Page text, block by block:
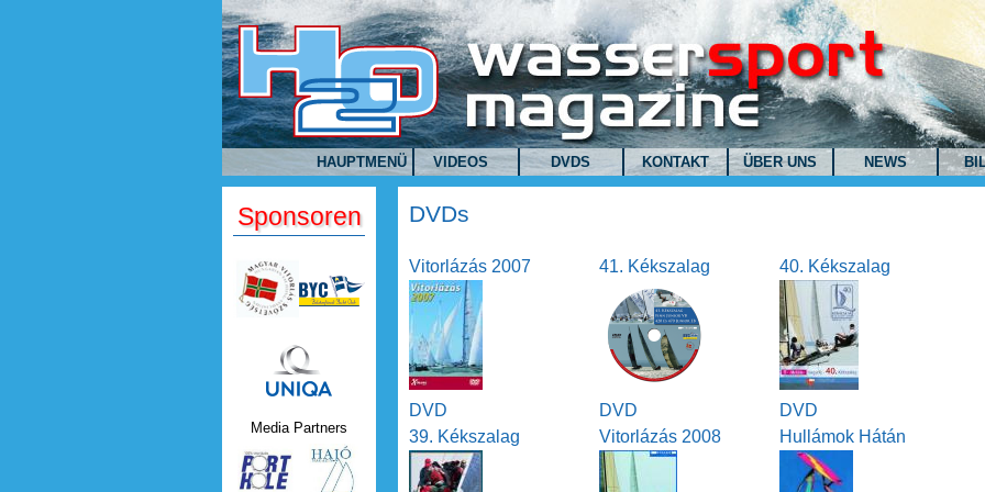
HAUPTMENÜ VIDEOS DVDS KONTAKT ÜBER UNS NEWS
DVDs
Vitorlázás 2007
DVD
41. Kékszalag
DVD
40. Kékszalag
DVD
39. Kékszalag
Vitorlázás 2008 Hullámok Hátán
Sponsoren
Uniqa.png
Media Partners